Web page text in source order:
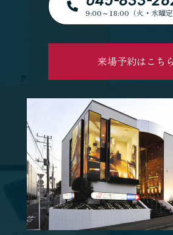
9:00～18:00（火・水曜定
来場予約はこちら